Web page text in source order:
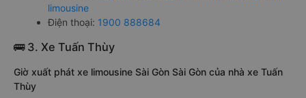
limousine
Điện thoại: 1900 888684
🚌 3. Xe Tuấn Thùy
Giờ xuất phát xe limousine Sài Gòn Sài Gòn của nhà xe Tuấn
Thùy